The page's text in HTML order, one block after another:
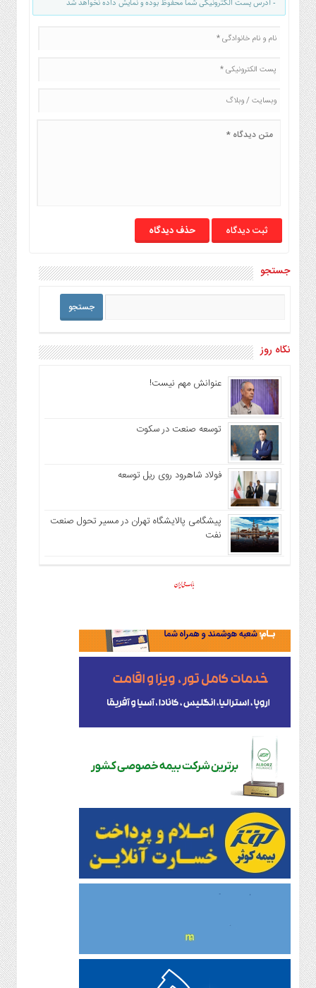
حذف دیدگاه
جستجو
نگاه روز
عنوانش مهم نیست!
توسعه صنعت در سکوت
فولاد شاهرود روی ریل توسعه
پیشگامی پالایشگاه تهران در مسیر تحول صنعت
نفت